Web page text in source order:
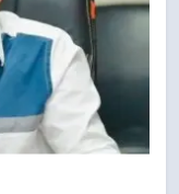
6 अगस्त को